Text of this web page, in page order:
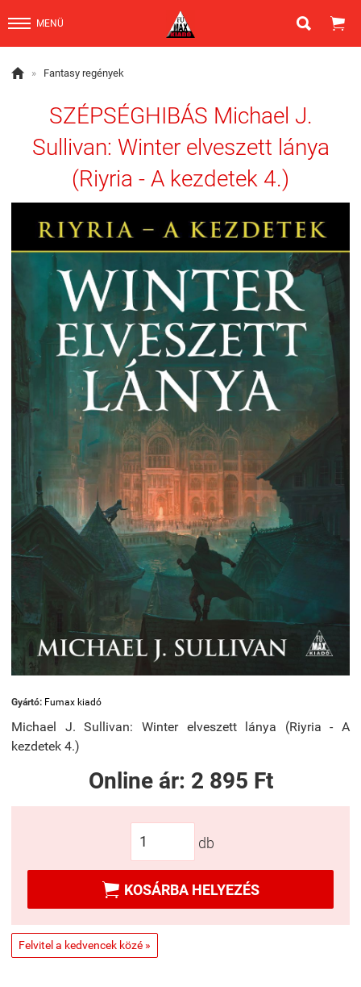
MENÜ  
 » Fantasy regények
SZÉPSÉGHIBÁS Michael J.
Sullivan: Winter elveszett lánya
(Riyria - A kezdetek 4.)
Gyártó: Fumax kiadó
Michael J. Sullivan: Winter elveszett lánya (Riyria - A
kezdetek 4.)
Online ár: 2 895 Ft
db
 KOSÁRBA HELYEZÉS
Felvitel a kedvencek közé »